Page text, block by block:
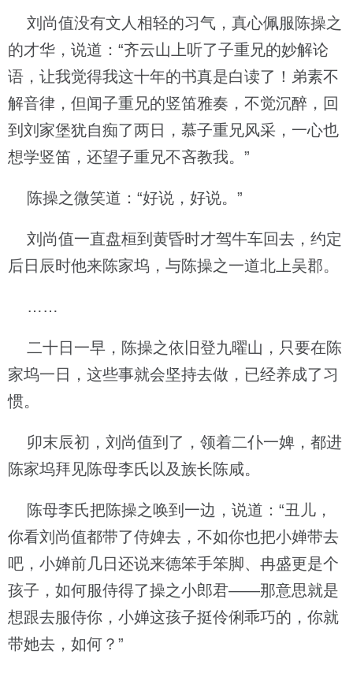
刘尚值没有文人相轻的习气，真心佩服陈操之
的才华，说道：“齐云山上听了子重兄的妙解论
语，让我觉得我这十年的书真是白读了！弟素不
解音律，但闻子重兄的竖笛雅奏，不觉沉醉，回
到刘家堡犹自痴了两日，慕子重兄风采，一心也
想学竖笛，还望子重兄不吝教我。”
陈操之微笑道：“好说，好说。”
刘尚值一直盘桓到黄昏时才驾牛车回去，约定
后日辰时他来陈家坞，与陈操之一道北上吴郡。
……
二十日一早，陈操之依旧登九曜山，只要在陈
家坞一日，这些事就会坚持去做，已经养成了习
惯。
卯末辰初，刘尚值到了，领着二仆一婢，都进
陈家坞拜见陈母李氏以及族长陈咸。
陈母李氏把陈操之唤到一边，说道：“丑儿，
你看刘尚值都带了侍婢去，不如你也把小婵带去
吧，小婵前几日还说来德笨手笨脚、冉盛更是个
孩子，如何服侍得了操之小郎君——那意思就是
想跟去服侍你，小婵这孩子挺伶俐乖巧的，你就
带她去，如何？”